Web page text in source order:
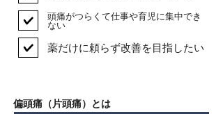
頭痛がつらくて仕事や育児に集中でき
ない
薬だけに頼らず改善を目指したい
偏頭痛（片頭痛）とは